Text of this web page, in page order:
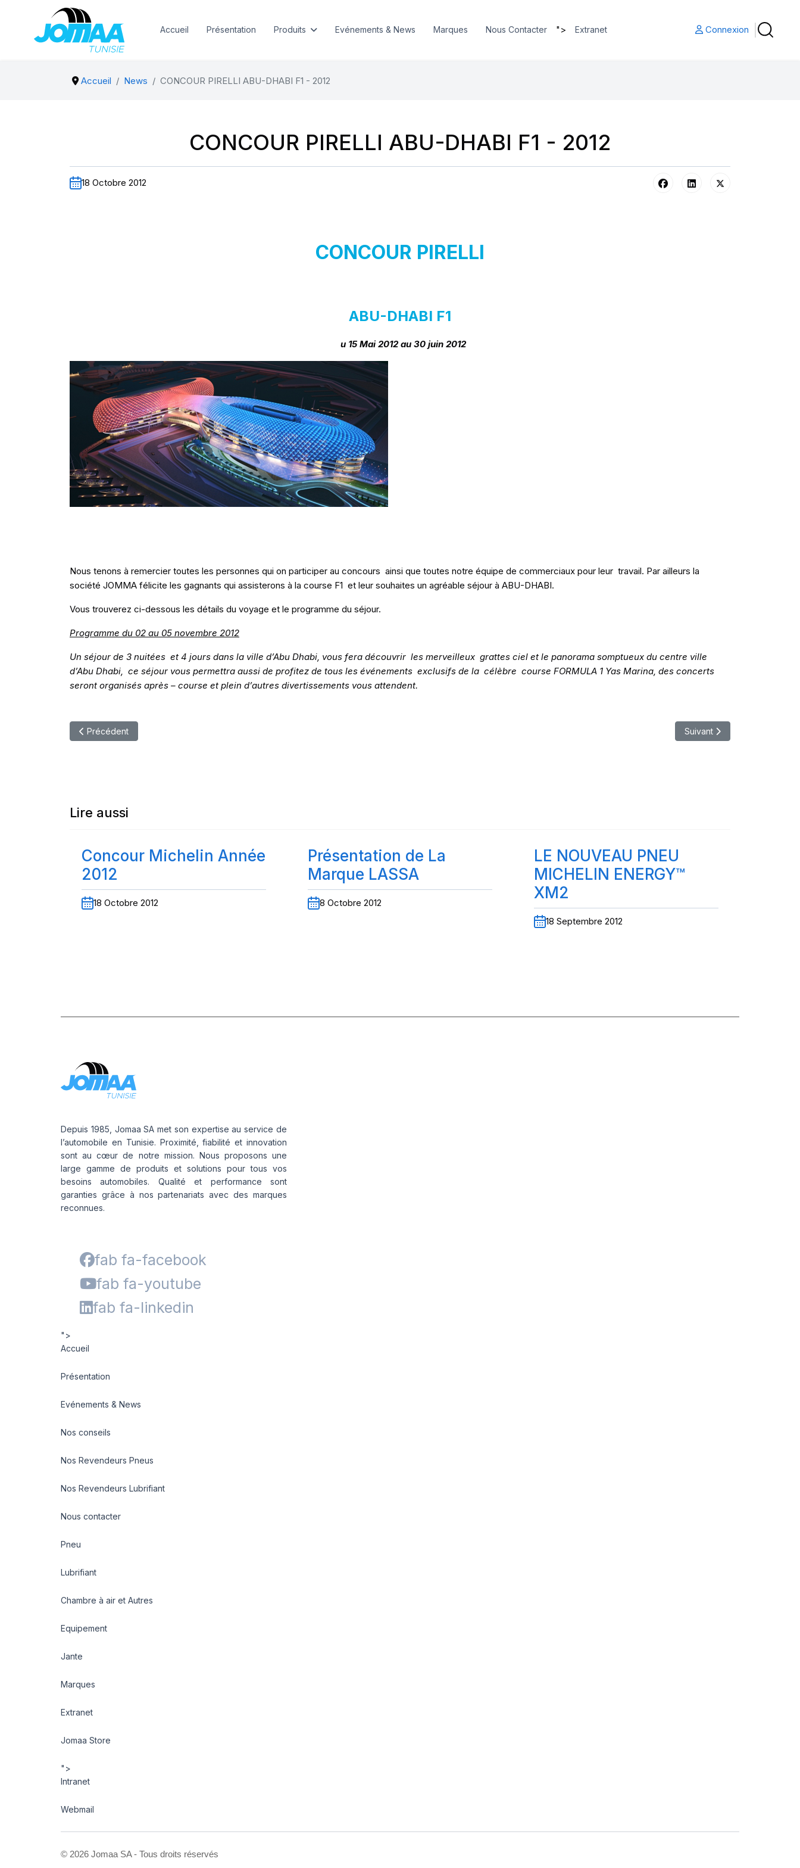
Accueil Présentation Produits Evénements & News Marques Nous Contacter "> Extranet Connexion
Accueil News CONCOUR PIRELLI ABU-DHABI F1 - 2012
CONCOUR PIRELLI ABU-DHABI F1 - 2012
18 Octobre 2012
CONCOUR PIRELLI
ABU-DHABI F1
u 15 Mai 2012 au 30 juin 2012
Nous tenons à remercier toutes les personnes qui on participer au concours ainsi que toutes notre équipe de commerciaux pour leur travail. Par ailleurs la
société JOMMA félicite les gagnants qui assisterons à la course F1 et leur souhaites un agréable séjour à ABU-DHABI.
Vous trouverez ci-dessous les détails du voyage et le programme du séjour.
Programme du 02 au 05 novembre 2012
Un séjour de 3 nuitées et 4 jours dans la ville d’Abu Dhabi, vous fera découvrir les merveilleux grattes ciel et le panorama somptueux du centre ville
d’Abu Dhabi, ce séjour vous permettra aussi de profitez de tous les événements exclusifs de la célèbre course FORMULA 1 Yas Marina, des concerts
seront organisés après – course et plein d’autres divertissements vous attendent.
Article précédent : Bonne Année 2013
Précédent Article suivant : Concour
Suivant
Lire aussi
Concour Michelin Année
2012
18 Octobre 2012
Présentation de La
Marque LASSA
8 Octobre 2012
LE NOUVEAU PNEU
MICHELIN ENERGY™
XM2
18 Septembre 2012
Depuis 1985, Jomaa SA met son expertise au service de
l’automobile en Tunisie. Proximité, fiabilité et innovation
sont au cœur de notre mission. Nous proposons une
large gamme de produits et solutions pour tous vos
besoins automobiles. Qualité et performance sont
garanties grâce à nos partenariats avec des marques
reconnues.
fab fa-facebook
fab fa-youtube
fab fa-linkedin
">
Accueil
Présentation
Evénements & News
Nos conseils
Nos Revendeurs Pneus
Nos Revendeurs Lubrifiant
Nous contacter
Pneu
Lubrifiant
Chambre à air et Autres
Equipement
Jante
Marques
Extranet
Jomaa Store
">
Intranet
Webmail
© 2026 Jomaa SA - Tous droits réservés